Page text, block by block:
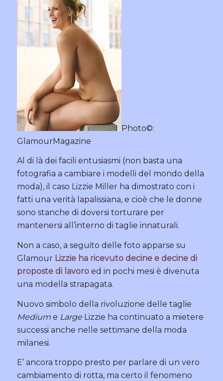
Photo©:
GlamourMagazine
Al di là dei facili entusiasmi (non basta una
fotografia a cambiare i modelli del mondo della
moda), il caso Lizzie Miller ha dimostrato con i
fatti una verità lapalissiana, e cioè che le donne
sono stanche di doversi torturare per
mantenersi all’interno di taglie innaturali.
Non a caso, a seguito delle foto apparse su
Glamour Lizzie ha ricevuto decine e decine di
proposte di lavoroed in pochi mesi è divenuta
una modella strapagata.
Nuovo simbolo della rivoluzione delle taglie
Mediume Large Lizzie ha continuato a mietere
successi anche nelle settimane della moda
milanesi.
E’ ancora troppo presto per parlare di un vero
cambiamento di rotta, ma certo il fenomeno